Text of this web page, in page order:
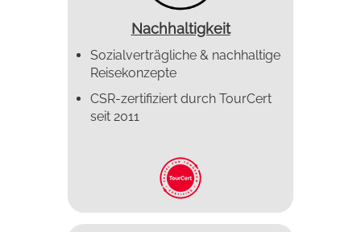
Nachhaltigkeit
Sozialverträgliche & nachhaltige
Reisekonzepte
CSR-zertifiziert durch TourCert
seit 2011